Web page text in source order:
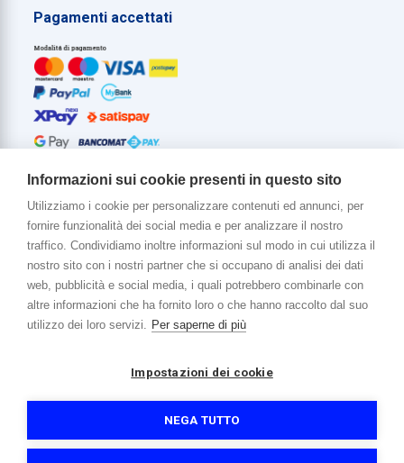
Pagamenti accettati
Di più su di noi
www.venerota.it
P. IVA e Cod. Fiscale 01215890136
Registro imprese Lecco REA 174228
Informativa sulla privacy e cookie Accessibilità Credits
Informazioni sui cookie presenti in questo sito
Utilizziamo i cookie per personalizzare contenuti ed annunci, per
fornire funzionalità dei social media e per analizzare il nostro
traffico. Condividiamo inoltre informazioni sul modo in cui utilizza il
nostro sito con i nostri partner che si occupano di analisi dei dati
web, pubblicità e social media, i quali potrebbero combinarle con
altre informazioni che ha fornito loro o che hanno raccolto dal suo
utilizzo dei loro servizi. Per saperne di più
Impostazioni dei cookie
NEGA TUTTO